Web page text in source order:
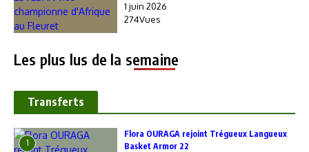
1 juin 2026
274Vues
Les plus lus de la semaine
Transferts
1
Flora OURAGA rejoint Trégueux Langueux
Basket Armor 22